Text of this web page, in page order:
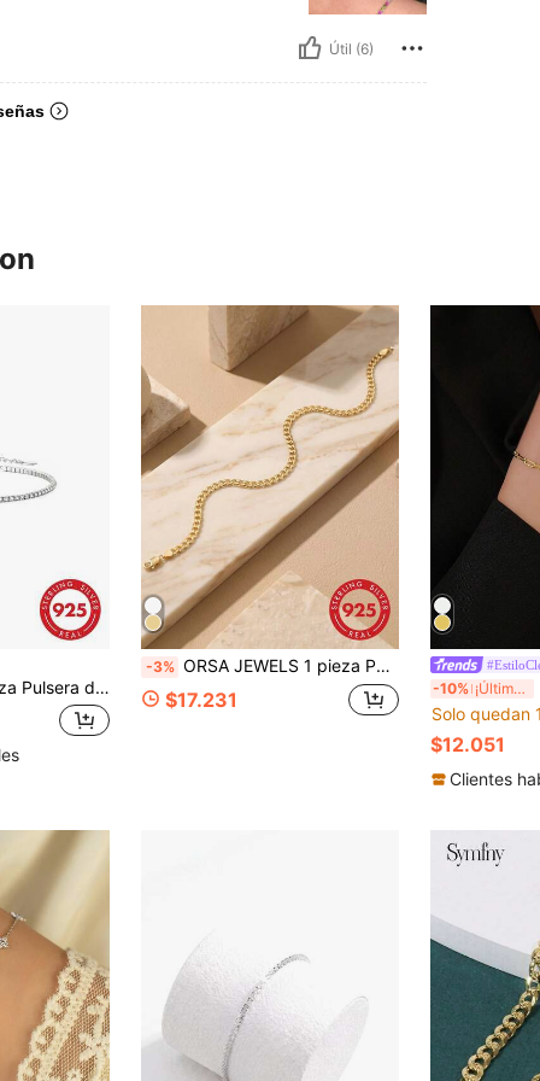
Útil (6)
con circonita cúbica, diseño unisex para parejas, elegante y versátil, adecuada para uso diario, salidas, viajes, fiestas y regalos, incluye una caja de regalo delicada
-3% ORSA JEWELS 1 pieza Pulsera de plata de ley 925, diseño de cadena con corte de diamante único, joyería exquisita, mejor regalo para aniversario
$17.231 -10% ¡Últimos 3 días
Solo quedan
$12.051
Clientes